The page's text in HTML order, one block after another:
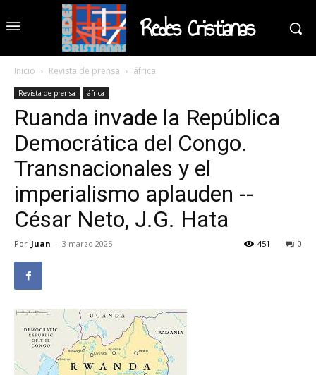
Redes Cristianas
Inicio Revista de prensa áfrica
Revista de prensa áfrica
Ruanda invade la República
Democrática del Congo.
Transnacionales y el
imperialismo aplauden --
César Neto, J.G. Hata
Por Juan - 3 marzo 2025 0
451